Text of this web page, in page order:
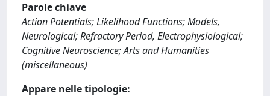
Parole chiave
Action Potentials; Likelihood Functions; Models,
Neurological; Refractory Period, Electrophysiological;
Cognitive Neuroscience; Arts and Humanities
(miscellaneous)
Appare nelle tipologie: